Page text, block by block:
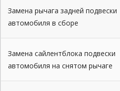
Замена рычага задней подвески
автомобиля в сборе
Замена сайлентблока подвески
автомобиля на снятом рычаге